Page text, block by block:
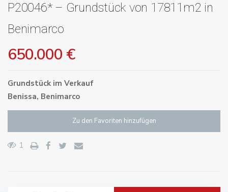
P20046* – Grundstück von 17811m2 in
Benimarco
650.000 €
Grundstück im Verkauf
Benissa, Benimarco
Zu den Favoriten hinzufügen
1